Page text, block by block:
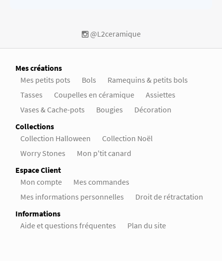
@L2ceramique
Mes créations
Mes petits pots
Bols
Ramequins & petits bols
Tasses
Coupelles en céramique
Assiettes
Vases & Cache-pots
Bougies
Décoration
Collections
Collection Halloween
Collection Noël
Worry Stones
Mon p'tit canard
Espace Client
Mon compte
Mes commandes
Mes informations personnelles
Droit de rétractation
Informations
Aide et questions fréquentes
Plan du site